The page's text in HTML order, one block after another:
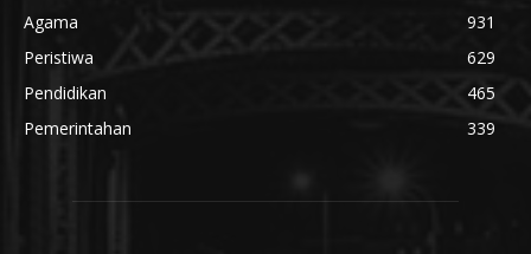
Agama
931
Peristiwa
629
Pendidikan
465
Pemerintahan
339